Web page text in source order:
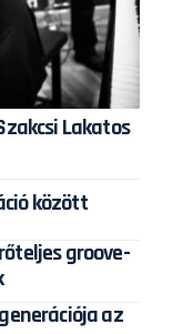
Lakatos
között
groove-
az